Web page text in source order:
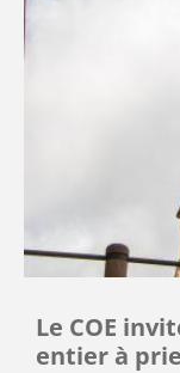
Le COE
entier à